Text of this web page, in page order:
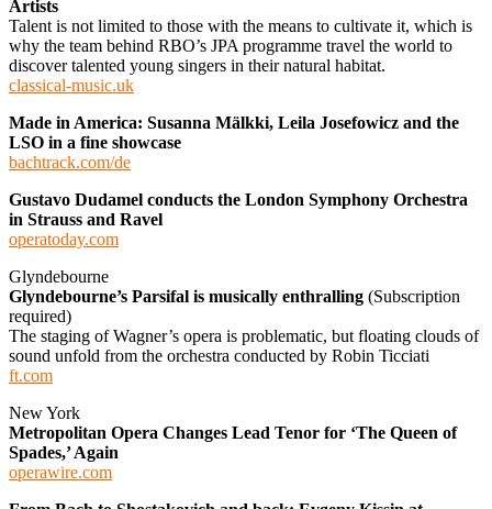
Artists
Talent is not limited to those with the means to cultivate it, which is
why the team behind RBO’s JPA programme travel the world to
discover talented young singers in their natural habitat.
classical-music.uk
Made in America: Susanna Mälkki, Leila Josefowicz and the
LSO in a fine showcase
bachtrack.com/de
Gustavo Dudamel conducts the London Symphony Orchestra
in Strauss and Ravel
operatoday.com
Glyndebourne
Glyndebourne’s Parsifal is musically enthralling (Subscription
required)
The staging of Wagner’s opera is problematic, but floating clouds of
sound unfold from the orchestra conducted by Robin Ticciati
ft.com
New York
Metropolitan Opera Changes Lead Tenor for ‘The Queen of
Spades,’ Again
operawire.com